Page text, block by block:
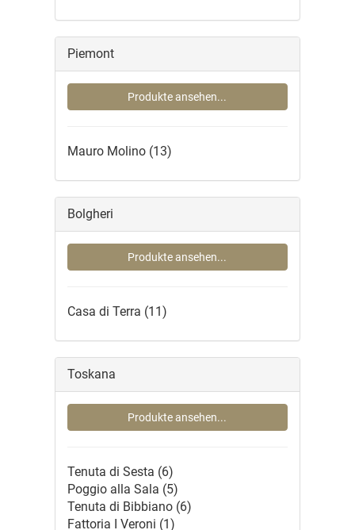
Piemont
Produkte ansehen...
Mauro Molino(13)
Bolgheri
Produkte ansehen...
Casa di Terra (11)
Toskana
Produkte ansehen...
Tenuta di Sesta (6)
Poggio alla Sala (5)
Tenuta di Bibbiano(6)
Fattoria I Veroni (1)